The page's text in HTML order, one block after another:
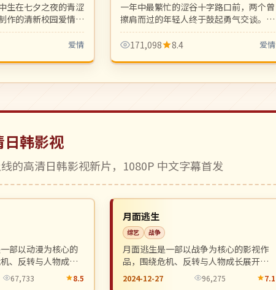
生在七夕之夜的青涩
作的清新校园爱情短
屏息。
爱情
一年中最繁忙的涩谷十字路口前，两个曾
擦肩而过的年轻人终于鼓起勇气交谈。现
代都市快节奏中的慢爱情，画面动人。
171,098
8.4 爱情
日韩影视
的高清日韩影视新片，1080P 中文字幕首发
部以动漫为核心的
、反转与人物成长
，值得推荐观看。
67,733 8.5
韩国
高分
月面逃生
综艺 战争
月面逃生是一部以战争为核心的影视作
品，围绕危机、反转与人物成长展开，
整体节奏紧凑，值得推荐观看。
2024-12-27 96,275 7.1